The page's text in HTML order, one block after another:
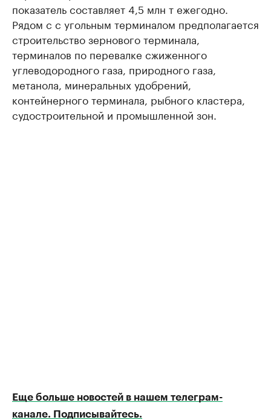
показатель составляет 4,5 млн т ежегодно.
Рядом с с угольным терминалом предполагается
строительство зернового терминала,
терминалов по перевалке сжиженного
углеводородного газа, природного газа,
метанола, минеральных удобрений,
контейнерного терминала, рыбного кластера,
судостроительной и промышленной зон.
Еще больше новостей в нашем телеграм-
канале. Подписывайтесь.